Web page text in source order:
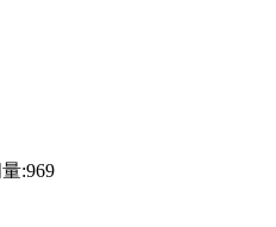
:969